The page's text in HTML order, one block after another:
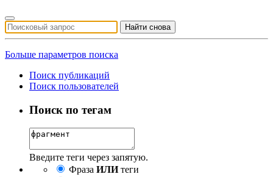
Найти снова
Больше параметров поиска
Поиск публикаций
Поиск пользователей
Поиск по тегам
Введите теги через запятую.
Фраза ИЛИтеги